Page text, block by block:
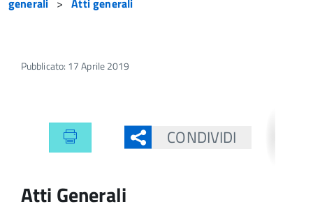
generali Atti generali
Pubblicato: 17 Aprile 2019
CONDIVIDI
Atti Generali